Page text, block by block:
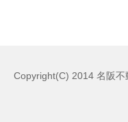
Copyright(C) 2014 名阪不